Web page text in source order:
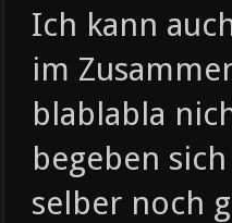
Ich kann
im
blablabla
begeben
selber noch